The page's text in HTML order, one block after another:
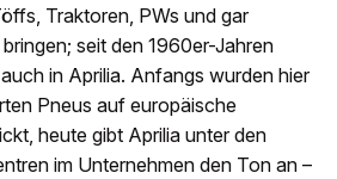
Traktoren, PWs und gar
seit den 1960er-Jahren
in Aprilia. Anfangs wurden hier
Pneus auf europäische
heute gibt Aprilia unter den
im Unternehmen den Ton an –